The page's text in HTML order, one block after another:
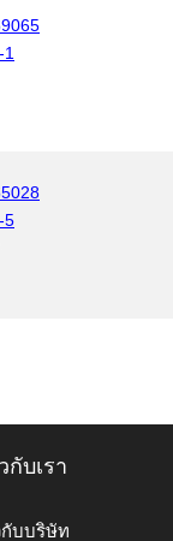
5
กับเรา
กับบริษัท